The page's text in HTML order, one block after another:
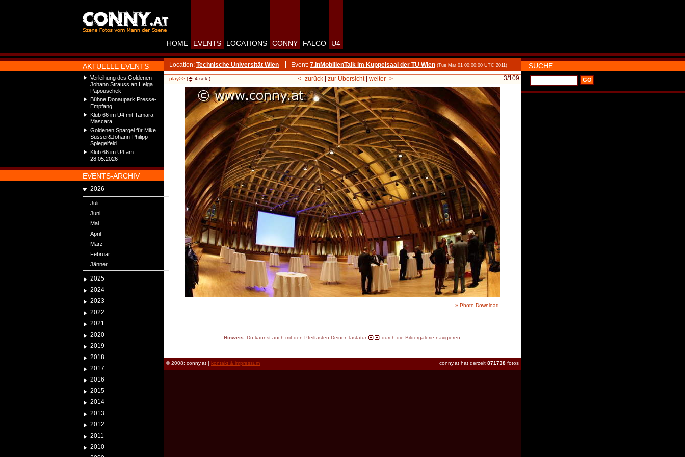
AKTUELLE EVENTS
Verleihung des Goldenen
Johann Strauss an Helga
Papouschek
Bühne Donaupark Presse-
Empfang
Klub 66 im U4 mit Tamara
Mascara
Goldenen Spargel für Mike
Süsser&Johann-Philipp
Spiegelfeld
Klub 66 im U4 am
28.05.2026
EVENTS-ARCHIV
2026
Juli
Juni
Mai
April
März
Februar
Jänner
2025
2024
2023
2022
2021
2020
2019
2018
2017
2016
2015
2014
2013
2012
2011
2010
HOME EVENTS LOCATIONS CONNY FALCO U4
Location: Technische Universität Wien Event: 7.InMobilienTalk im Kuppelsaal der TU Wien (Tue Mar 01 00:00:00 UTC 2011)
play>> ( 4 sek.) 3/109
<- zurück| zur Übersicht| weiter ->
» Photo Download
Hinweis:Du kannst auch mit den Pfeiltasten Deiner Tastatur durch die Bildergalerie navigieren.
conny.at hat derzeit 871738 fotos
© 2008: conny.at | kontakt & impressum
SUCHE